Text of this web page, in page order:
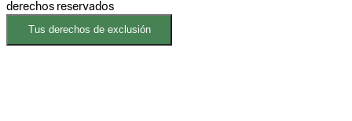
derechos reservados
Tus derechos de exclusión